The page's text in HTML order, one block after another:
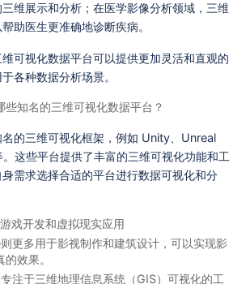
维展示和分析；在医学影像分析领域，三维
助医生更准确地诊断疾病。
可视化数据平台可以提供更加灵活和直观的
各种数据分析场景。
些知名的三维可视化数据平台？
名的三维可视化框架，例如 Unity、Unreal
这些平台提供了丰富的三维可视化功能和工
需求选择合适的平台进行数据可视化和分
戏开发和虚拟现实应用
更多用于影视制作和建筑设计，可以实现影
效果。
注于三维地理信息系统（GIS）可视化的工